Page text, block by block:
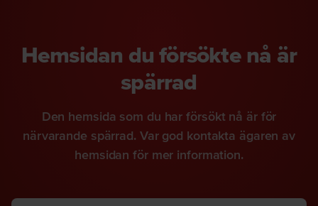
Hemsidan du försökte nå är
spärrad
Den hemsida som du har försökt nå är för
närvarande spärrad. Var god kontakta ägaren av
hemsidan för mer information.